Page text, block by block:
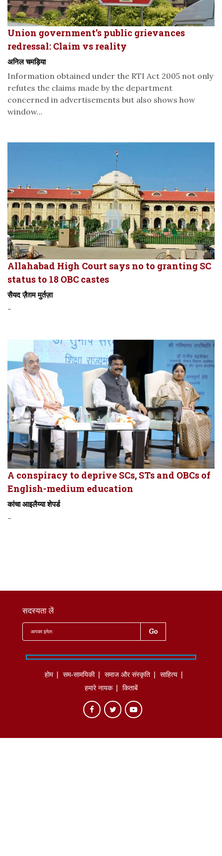
Union government’s public grievances
redressal: Claim vs reality
अनिल चमड़िया
Information obtained under the RTI Act 2005 not only
refutes the claims made by the department
concerned in advertisements but also shows how
window...
Allahabad High Court says no to granting SC
status to 18 OBC castes
सैयद ज़ैग़म मुर्तज़ा
-
A conspiracy to deprive SCs, STs and OBCs of
English-medium education
कांचा आइलैय्या शेपर्ड
-
सदस्यता लें
होम सम-सामयिकी समाज और संस्कृति
साहित्‍य
हमारे नायक
किताबें